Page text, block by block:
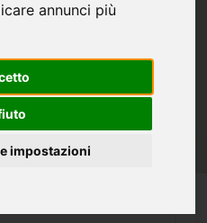
annunci più
impostazioni